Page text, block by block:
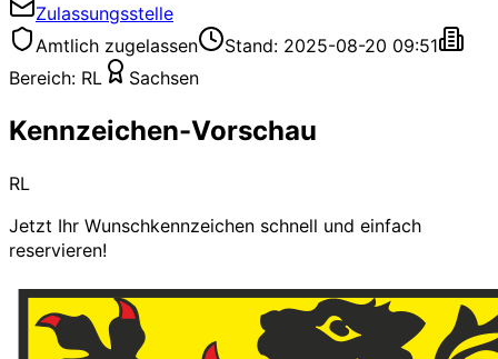
Zulassungsstelle
Amtlich zugelassen
Stand: 2025-08-20 09:51
Bereich: RL Sachsen
Kennzeichen-Vorschau
RL
Jetzt Ihr Wunschkennzeichen schnell und einfach
reservieren!